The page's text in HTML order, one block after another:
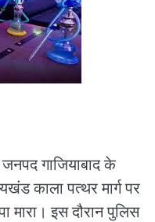
जनपद गाजियाबाद के
काला पत्थर मार्ग पर
मारा। इस दौरान पुलिस